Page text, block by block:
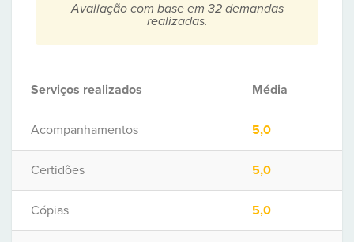
Avaliação com base em 32 demandas
realizadas.
Serviços realizados Média
Acompanhamentos 5,0
Certidões 5,0
Cópias 5,0